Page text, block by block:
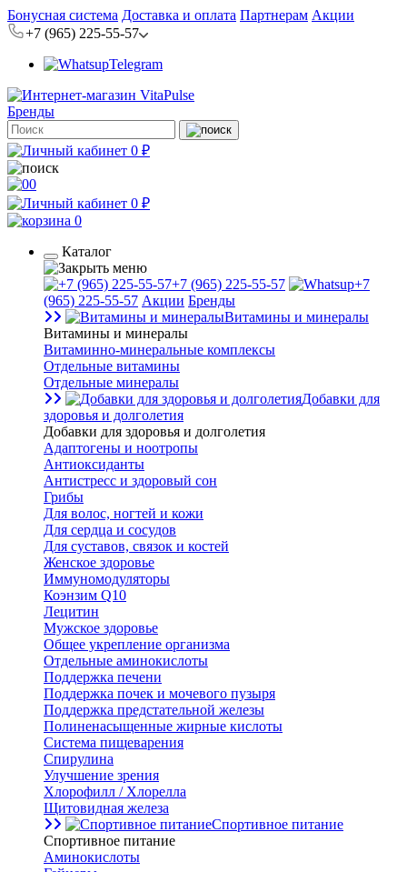
Бонусная система Доставка и оплата Партнерам Акции
+7 (965) 225-55-57
Telegram
Бренды
0 ₽
0
0 ₽
0
Каталог
+7 (965) 225-55-57
+7
(965) 225-55-57 Акции Бренды
Витамины и минералы
Витамины и минералы
Витаминно-минеральные комплексы
Отдельные витамины
Отдельные минералы
Добавки для
здоровья и долголетия
Добавки для здоровья и долголетия
Адаптогены и ноотропы
Антиоксиданты
Антистресс и здоровый сон
Грибы
Для волос, ногтей и кожи
Для сердца и сосудов
Для суставов, связок и костей
Женское здоровье
Иммуномодуляторы
Коэнзим Q10
Лецитин
Мужское здоровье
Общее укрепление организма
Отдельные аминокислоты
Поддержка печени
Поддержка почек и мочевого пузыря
Поддержка предстательной железы
Полиненасыщенные жирные кислоты
Система пищеварения
Спирулина
Улучшение зрения
Хлорофилл / Хлорелла
Щитовидная железа
Спортивное питание
Спортивное питание
Аминокислоты